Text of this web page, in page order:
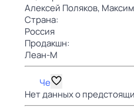
Алексей Поляков,
Страна:
Россия
Продакшн:
Леан-М
Че
Нет данных о